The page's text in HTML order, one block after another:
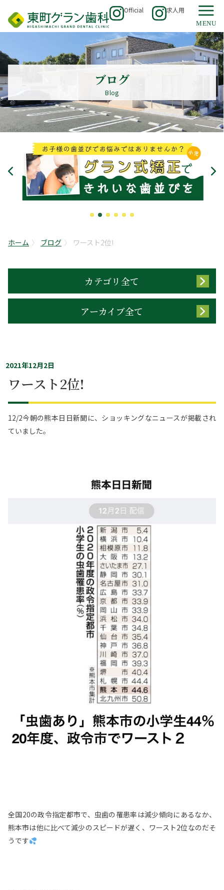
Official 求人用
ブログ
Blog
ホーム ブログ ワースト2位!
カテゴリ全て
アーカイブ全て
2021年12月2日
ワースト2位!
12/2今朝の熊本日日新聞に、ショッキングなニュースが掲載され
ていました。
全国20の政令指定都市で、虫歯の罹患率は減少傾向にあるなか、
熊本市は他に比べて減少のスピードが遅く、ワースト2位なのだそ
うです